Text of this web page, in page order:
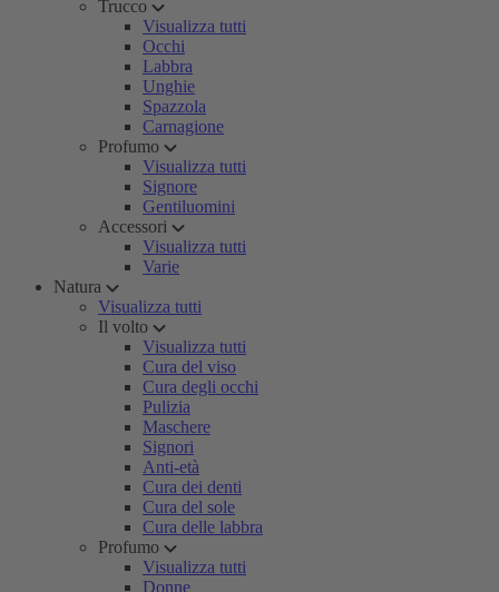
Trucco
Visualizza tutti
Occhi
Labbra
Unghie
Spazzola
Carnagione
Profumo
Visualizza tutti
Signore
Gentiluomini
Accessori
Visualizza tutti
Varie
Natura
Visualizza tutti
Il volto
Visualizza tutti
Cura del viso
Cura degli occhi
Pulizia
Maschere
Signori
Anti-età
Cura dei denti
Cura del sole
Cura delle labbra
Profumo
Visualizza tutti
Donne